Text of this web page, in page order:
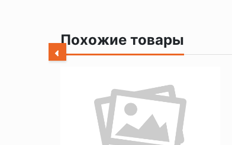
Похожие товары